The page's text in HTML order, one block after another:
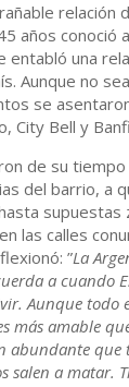
relación
años conoció a
entabló una
Aunque no
se
City Bell y
de su
del barrio, a
supuestas
en las calles
”La
a cuando
Aunque todo
más amable
abundante que
salen a matar.